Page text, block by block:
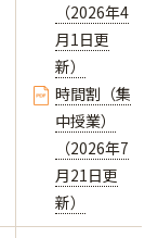
（2026年4
月1日更
新）
時間割（集
中授業）
（2026年7
月21日更
新）